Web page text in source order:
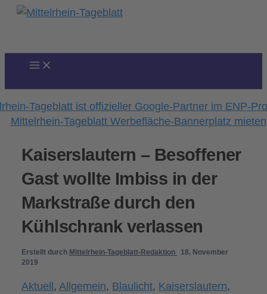
Zum
Kaiserslautern – Besoffener
Gast wollte Imbiss in der
Markstraße durch den
Kühlschrank verlassen
Erstellt durch Mittelrhein-Tageblatt-Redaktion
18. November
2019
Aktuell,Allgemein, Blaulicht, Kaiserslautern,